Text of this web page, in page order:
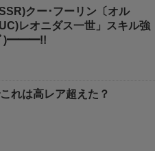
クー･フーリン〔オル
レオニダス一世」スキル強
)━━━!!
れは高レア超えた？